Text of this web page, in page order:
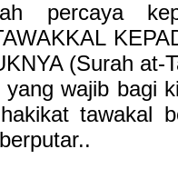
percaya
(Surah at-
yang wajib bagi
tawakal